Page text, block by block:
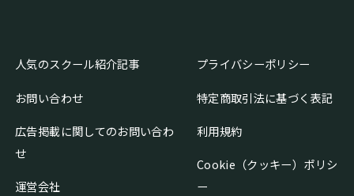
人気のスクール紹介記事
お問い合わせ
広告掲載に関してのお問い合わ
せ
運営会社
プライバシーポリシー
特定商取引法に基づく表記
利用規約
Cookie（クッキー）ポリシ
ー